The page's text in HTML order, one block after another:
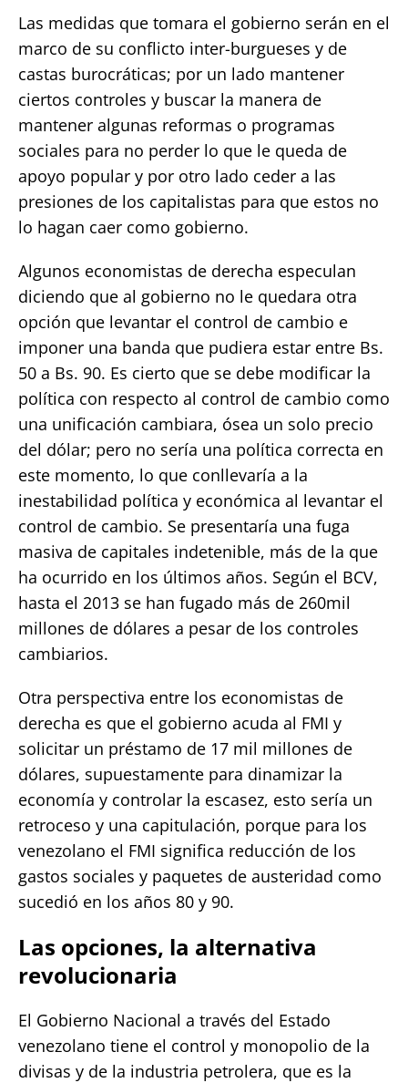
Las medidas que tomara el gobierno serán en el
marco de su conflicto inter-burgueses y de
castas burocráticas; por un lado mantener
ciertos controles y buscar la manera de
mantener algunas reformas o programas
sociales para no perder lo que le queda de
apoyo popular y por otro lado ceder a las
presiones de los capitalistas para que estos no
lo hagan caer como gobierno.
Algunos economistas de derecha especulan
diciendo que al gobierno no le quedara otra
opción que levantar el control de cambio e
imponer una banda que pudiera estar entre Bs.
50 a Bs. 90. Es cierto que se debe modificar la
política con respecto al control de cambio como
una unificación cambiara, ósea un solo precio
del dólar; pero no sería una política correcta en
este momento, lo que conllevaría a la
inestabilidad política y económica al levantar el
control de cambio. Se presentaría una fuga
masiva de capitales indetenible, más de la que
ha ocurrido en los últimos años. Según el BCV,
hasta el 2013 se han fugado más de 260mil
millones de dólares a pesar de los controles
cambiarios.
Otra perspectiva entre los economistas de
derecha es que el gobierno acuda al FMI y
solicitar un préstamo de 17 mil millones de
dólares, supuestamente para dinamizar la
economía y controlar la escasez, esto sería un
retroceso y una capitulación, porque para los
venezolano el FMI significa reducción de los
gastos sociales y paquetes de austeridad como
sucedió en los años 80 y 90.
Las opciones, la alternativa
revolucionaria
El Gobierno Nacional a través del Estado
venezolano tiene el control y monopolio de la
divisas y de la industria petrolera, que es la